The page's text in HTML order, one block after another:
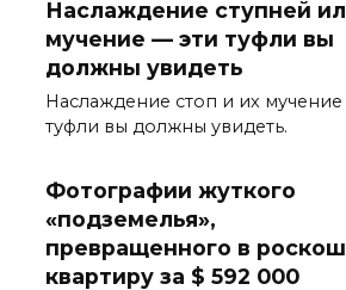
Наслаждение ступней
мучение — эти туфли вы
должны увидеть
Наслаждение стоп и их мучение
туфли вы должны увидеть.
Фотографии жуткого
«подземелья»,
превращенного в
квартиру за $ 592 000